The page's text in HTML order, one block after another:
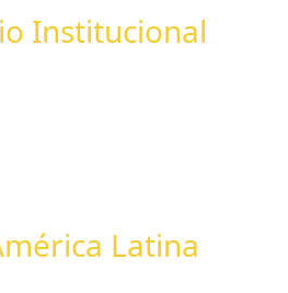
Institucional
Latina